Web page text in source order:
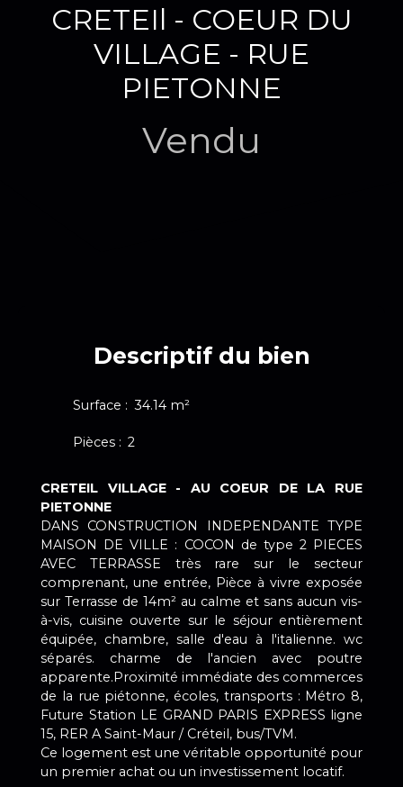
CRETEIl - COEUR DU
VILLAGE - RUE
PIETONNE
Vendu
Descriptif du bien
Surface : 34.14 m²
Pièces : 2
CRETEIL VILLAGE - AU COEUR DE LA RUE
PIETONNE
DANS CONSTRUCTION INDEPENDANTE TYPE
MAISON DE VILLE : COCON de type 2 PIECES
AVEC TERRASSE très rare sur le secteur
comprenant, une entrée, Pièce à vivre exposée
sur Terrasse de 14m² au calme et sans aucun vis-
à-vis, cuisine ouverte sur le séjour entièrement
équipée, chambre, salle d'eau à l'italienne. wc
séparés. charme de l'ancien avec poutre
apparente.Proximité immédiate des commerces
de la rue piétonne, écoles, transports : Métro 8,
Future Station LE GRAND PARIS EXPRESS ligne
15, RER A Saint-Maur / Créteil, bus/TVM.
Ce logement est une véritable opportunité pour
un premier achat ou un investissement locatif.